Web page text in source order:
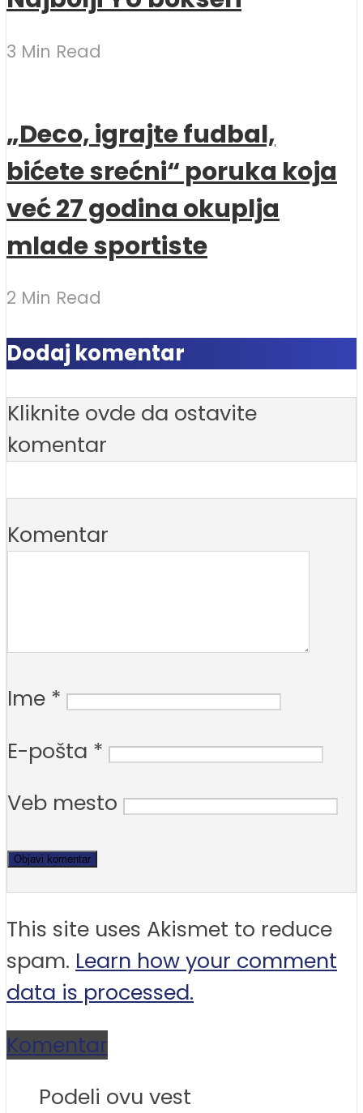
3 Min Read
„Deco, igrajte fudbal,
bićete srećni“ poruka koja
već 27 godina okuplja
mlade sportiste
2 Min Read
Dodaj komentar
Kliknite ovde da ostavite
komentar
Komentar
Ime *
E-pošta *
Veb mesto
This site uses Akismet to reduce
spam. Learn how your comment
data is processed.
Komentar
Podeli ovu vest